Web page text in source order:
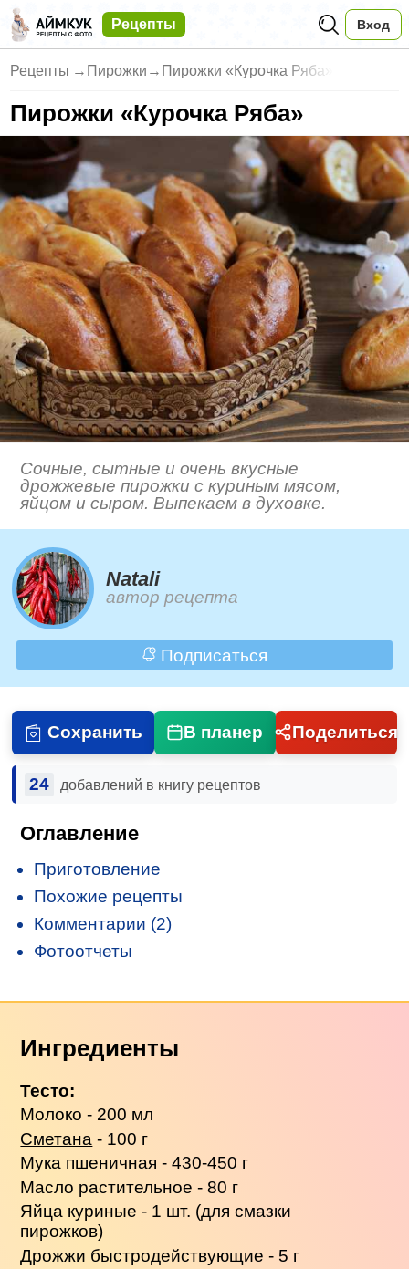
Рецепты Вход
Рецепты → Пирожки → Пирожки «Курочка Ряба»
Пирожки «Курочка Ряба»
Сочные, сытные и очень вкусные
дрожжевые пирожки с куриным мясом,
яйцом и сыром. Выпекаем в духовке.
Natali
автор рецепта
Подписаться
Сохранить В планер Поделиться
24 добавлений в книгу рецептов
Оглавление
Приготовление
Похожие рецепты
Комментарии (2)
Фотоотчеты
Ингредиенты
Тесто:
Молоко - 200 мл
Сметана - 100 г
Мука пшеничная - 430-450 г
Масло растительное - 80 г
Яйца куриные - 1 шт. (для смазки
пирожков)
Дрожжи быстродействующие - 5 г